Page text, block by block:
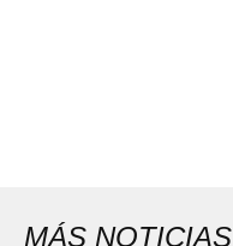
MÁS NOTICIAS